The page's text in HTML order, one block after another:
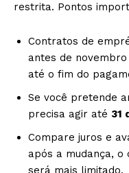
restrita. Pontos
Contratos de
antes de novembro
até o fim do
Se você pretende
precisa agir até 31
Compare juros e
após a mudança, o
será mais limitado.